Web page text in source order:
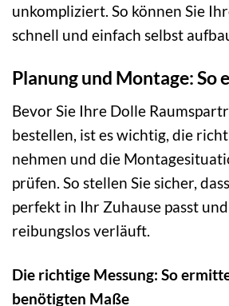
unkompliziert. So können Sie
schnell und einfach selbst
Planung und Montage: So
Bevor Sie Ihre Dolle
bestellen, ist es wichtig, die
nehmen und die
prüfen. So stellen Sie sicher,
perfekt in Ihr Zuhause passt
reibungslos verläuft.
Die richtige Messung: So
benötigten Maße